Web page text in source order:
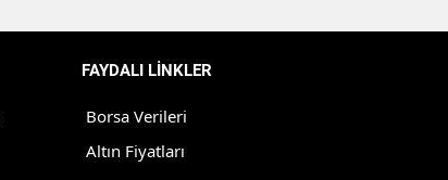
Kırşehir
Kocaeli
Konya
Kütahya
FAYDALI LİNKLER
Borsa Verileri
Altın Fiyatları